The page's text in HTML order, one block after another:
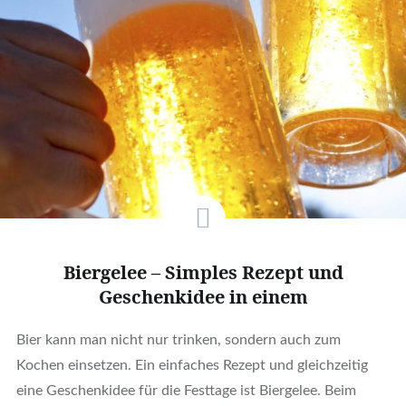
Biergelee – Simples Rezept und
Geschenkidee in einem
Bier kann man nicht nur trinken, sondern auch zum
Kochen einsetzen. Ein einfaches Rezept und gleichzeitig
eine Geschenkidee für die Festtage ist Biergelee. Beim